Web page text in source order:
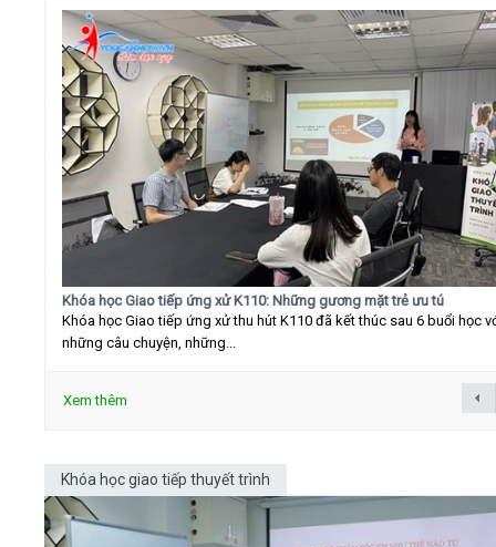
Khóa học Giao tiếp ứng xử K110: Những gương mặt trẻ ưu tú
Khóa học Giao tiếp ứng xử thu hút K110 đã kết thúc sau 6 buổi học
những câu chuyện, những...
Xem thêm
Khóa học giao tiếp thuyết trình